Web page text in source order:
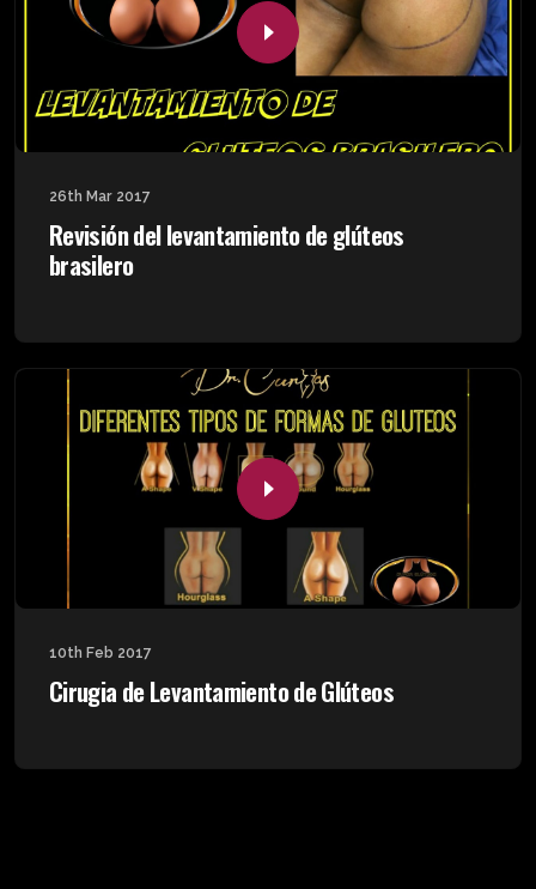
26th Mar 2017
Revisión del levantamiento de glúteos
brasilero
10th Feb 2017
Cirugia de Levantamiento de Glúteos